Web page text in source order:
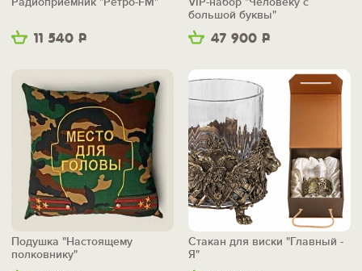
11 540 Р 47 900 Р
большой буквы"
Подушка "Настоящему
полковнику"
Стакан для виски "Главный -
Я"